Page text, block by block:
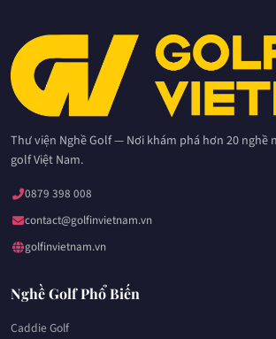
Thư viện Nghề Golf — Nơi khám phá hơn 20 nghề
golf Việt Nam.
0879 398 008
contact@golfinvietnam.vn
golfinvietnam.vn
Nghề Golf Phổ Biến
Caddie Golf